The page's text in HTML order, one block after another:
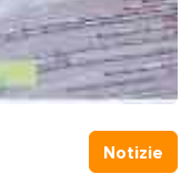
Notizie